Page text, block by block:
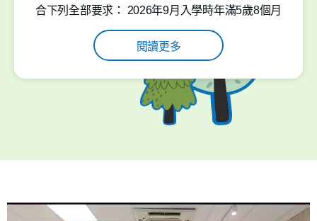
合下列全部要求： 2026年9月入學時年滿5歲8個月
(即2020年12 月31日或以前出生，凡在202
閱讀更多